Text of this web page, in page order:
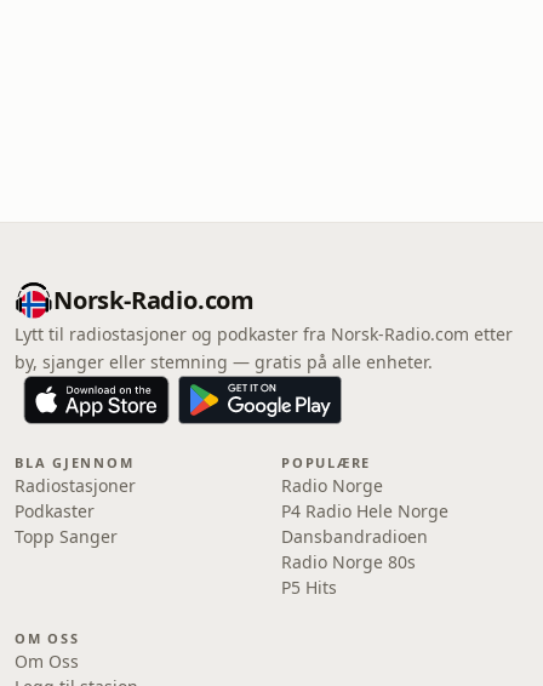
Norsk-Radio.com
Lytt til radiostasjoner og podkaster fra Norsk-Radio.com etter
by, sjanger eller stemning — gratis på alle enheter.
BLA GJENNOM
Radiostasjoner
Podkaster
Topp Sanger
POPULÆRE
Radio Norge
P4 Radio Hele Norge
Dansbandradioen
Radio Norge 80s
P5 Hits
OM OSS
Om Oss